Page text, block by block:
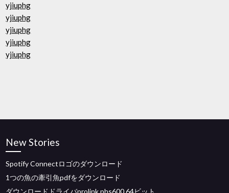
yjiuphg
yjiuphg
yjiuphg
yjiuphg
yjiuphg
New Stories
Spotify Connectロゴのダウンロード
1つの魚の牽引魚pdfをダウンロード
ダウンロードドライバprolink phs600 64ビット